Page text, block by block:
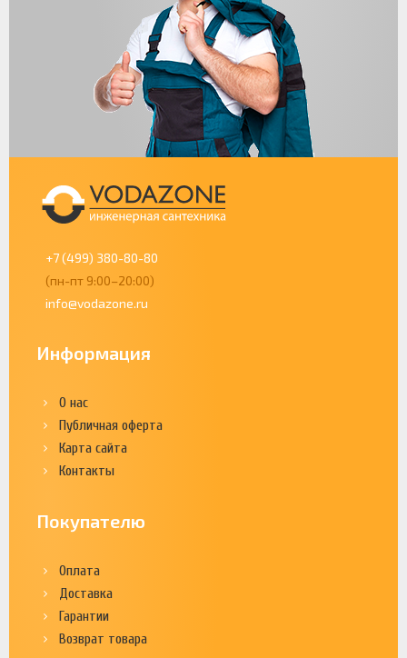
+7 (499) 380-80-80
(пн-пт 9:00–20:00)
info@vodazone.ru
Информация
О нас
Публичная оферта
Карта сайта
Контакты
Покупателю
Оплата
Доставка
Гарантии
Возврат товара